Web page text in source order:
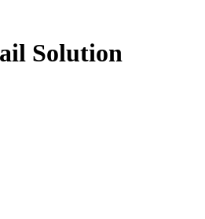
Solution